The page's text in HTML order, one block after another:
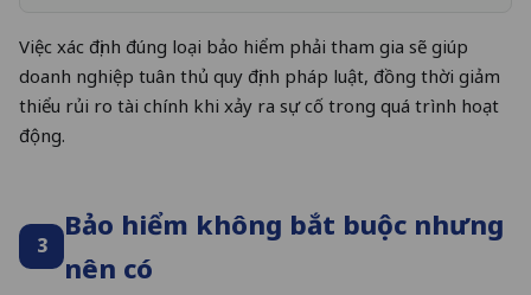
Việc xác định đúng loại bảo hiểm phải tham gia sẽ giúp
doanh nghiệp tuân thủ quy định pháp luật, đồng thời giảm
thiểu rủi ro tài chính khi xảy ra sự cố trong quá trình hoạt
động.
3
Bảo hiểm không bắt buộc nhưng
nên có